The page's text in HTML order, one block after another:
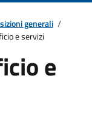
generali /
e servizi
e